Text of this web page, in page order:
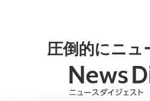
圧倒的にニュ